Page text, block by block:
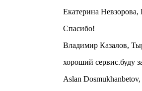
Екатерина
Спасибо!
Владимир Казалов,
хороший сервис.буду
Aslan